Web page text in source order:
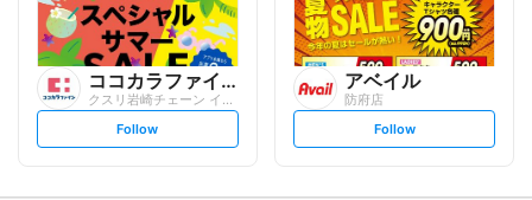
ココカラファイン
クスリ岩崎チェーン イオンタウン防府店
s
t
Follow
アベイル
防府店
s
t
Follow